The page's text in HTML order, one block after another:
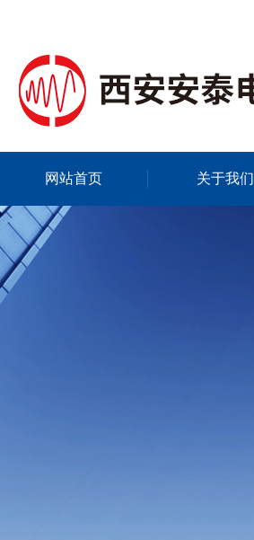
网站首页 关于我们